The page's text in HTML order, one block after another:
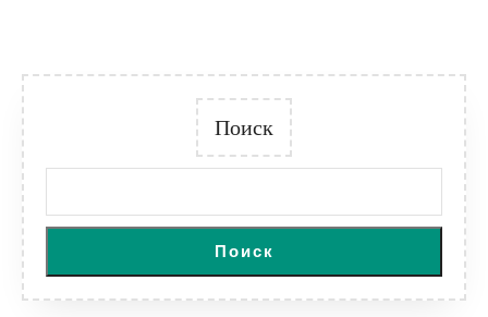
Поиск
Поиск